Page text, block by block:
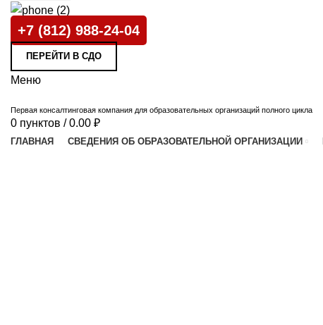
+7 (812) 988-24-04
ПЕРЕЙТИ В СДО
Меню
Первая консалтинговая компания для образовательных организаций полного цикла
0 пунктов / 0.00 ₽
ГЛАВНАЯ СВЕДЕНИЯ ОБ ОБРАЗОВАТЕЛЬНОЙ ОРГАНИЗАЦИИ